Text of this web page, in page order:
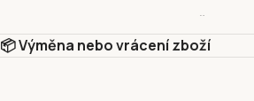
129 Kč
- platba pouze převodem / kartou
📦 Výměna nebo vrácení zboží